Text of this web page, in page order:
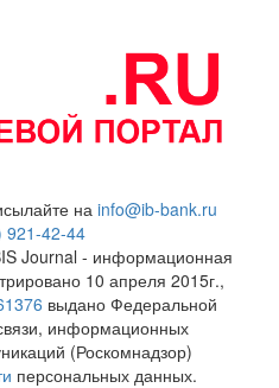
на info@ib-bank.ru
921-42-44
Journal - информационная
10 апреля 2015г.,
выдано Федеральной
информационных
(Роскомнадзор)
персональных данных.